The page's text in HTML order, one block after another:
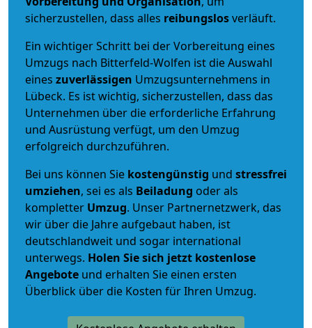
sicherzustellen, dass alles reibungslosverläuft.
Ein wichtiger Schritt bei der Vorbereitung eines
Umzugs nach Bitterfeld-Wolfen ist die Auswahl
eines zuverlässigen Umzugsunternehmens in
Lübeck. Es ist wichtig, sicherzustellen, dass das
Unternehmen über die erforderliche Erfahrung
und Ausrüstung verfügt, um den Umzug
erfolgreich durchzuführen.
Bei uns können Sie kostengünstig und stressfrei
umziehen, sei es als Beiladung oder als
kompletter Umzug. Unser Partnernetzwerk, das
wir über die Jahre aufgebaut haben, ist
deutschlandweit und sogar international
unterwegs. Holen Sie sich jetzt kostenlose
Angebote und erhalten Sie einen ersten
Überblick über die Kosten für Ihren Umzug.